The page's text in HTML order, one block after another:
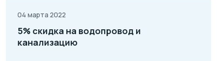
04 марта 2022
5% скидка на водопровод и
канализацию